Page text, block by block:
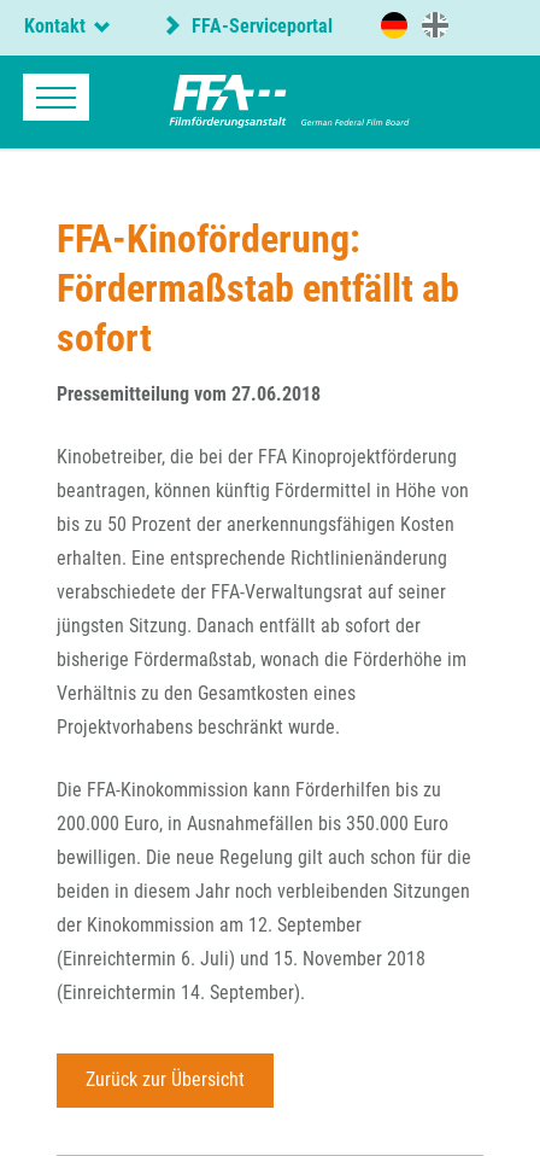
Kontakt FFA-Serviceportal
FFA-Kinoförderung:
Fördermaßstab entfällt ab
sofort
Pressemitteilung vom 27.06.2018
Kinobetreiber, die bei der FFA Kinoprojektförderung
beantragen, können künftig Fördermittel in Höhe von
bis zu 50 Prozent der anerkennungsfähigen Kosten
erhalten. Eine entsprechende Richtlinienänderung
verabschiedete der FFA-Verwaltungsrat auf seiner
jüngsten Sitzung. Danach entfällt ab sofort der
bisherige Fördermaßstab, wonach die Förderhöhe im
Verhältnis zu den Gesamtkosten eines
Projektvorhabens beschränkt wurde.
Die FFA-Kinokommission kann Förderhilfen bis zu
200.000 Euro, in Ausnahmefällen bis 350.000 Euro
bewilligen. Die neue Regelung gilt auch schon für die
beiden in diesem Jahr noch verbleibenden Sitzungen
der Kinokommission am 12. September
(Einreichtermin 6. Juli) und 15. November 2018
(Einreichtermin 14. September).
Zurück zur Übersicht